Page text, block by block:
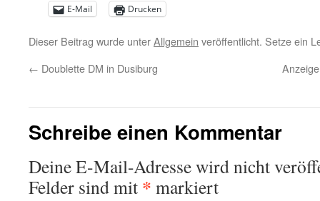
E-Mail Drucken
Dieser Beitrag wurde unterAllgemein veröffentlicht. Setze ein
← Doublette DM in Dusiburg
Schreibe einen Kommentar
Deine E-Mail-Adresse wird nicht
Felder sind mit * markiert